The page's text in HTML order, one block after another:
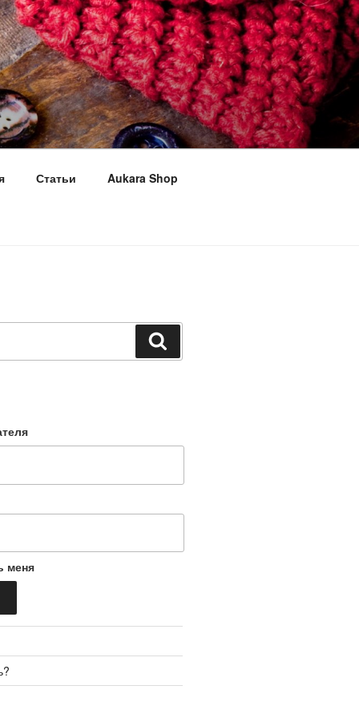
Статьи Aukara Shop
меня